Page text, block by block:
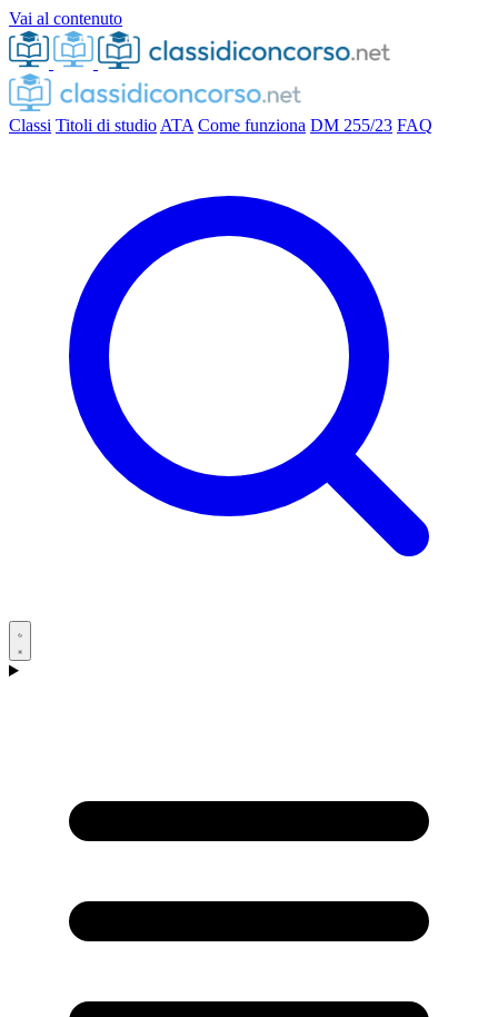
Vai al contenuto
Classi Titoli di studio ATA Come funziona DM 255/23 FAQ